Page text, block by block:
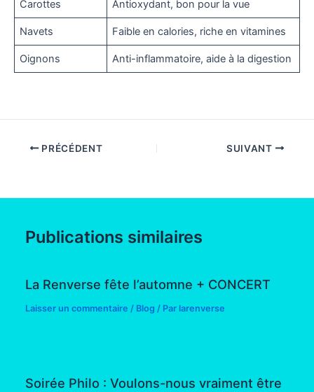
Carottes Antioxydant, bon pour la vue
Navets Faible en calories, riche en vitamines
Oignons Anti-inflammatoire, aide à la digestion
PRÉCÉDENT SUIVANT
Publications similaires
La Renverse fête l’automne + CONCERT
Laisser un commentaire / Blog / Par larenverse
Soirée Philo : Voulons-nous vraiment être